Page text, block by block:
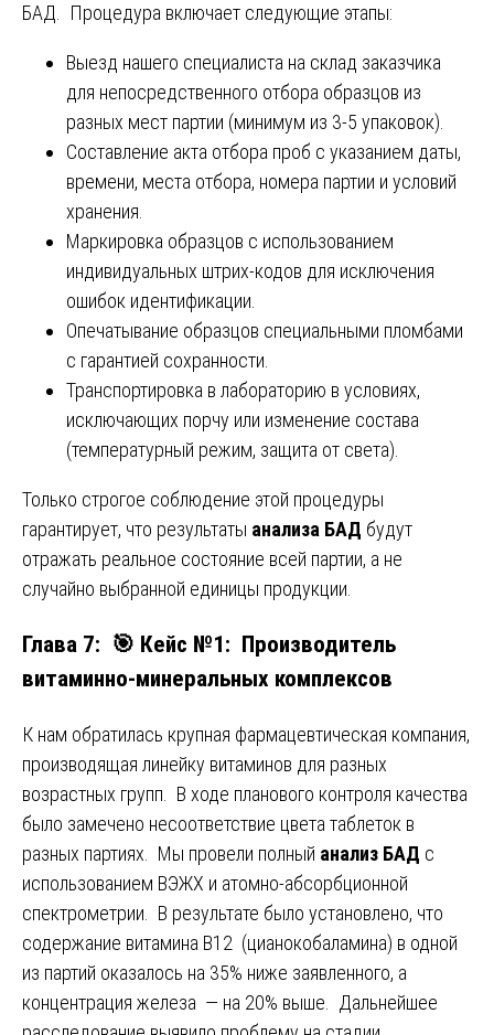
БАД. Процедура включает следующие этапы:
Выезд нашего специалиста на склад заказчика
для непосредственного отбора образцов из
разных мест партии (минимум из 3-5 упаковок).
Составление акта отбора проб с указанием даты,
времени, места отбора, номера партии и условий
хранения.
Маркировка образцов с использованием
индивидуальных штрих-кодов для исключения
ошибок идентификации.
Опечатывание образцов специальными пломбами
с гарантией сохранности.
Транспортировка в лабораторию в условиях,
исключающих порчу или изменение состава
(температурный режим, защита от света).
Только строгое соблюдение этой процедуры
гарантирует, что результаты анализа БАД будут
отражать реальное состояние всей партии, а не
случайно выбранной единицы продукции.
Глава 7: 🎯 Кейс №1: Производитель
витаминно-минеральных комплексов
К нам обратилась крупная фармацевтическая компания,
производящая линейку витаминов для разных
возрастных групп. В ходе планового контроля качества
было замечено несоответствие цвета таблеток в
разных партиях. Мы провели полный анализ БАД с
использованием ВЭЖХ и атомно-абсорбционной
спектрометрии. В результате было установлено, что
содержание витамина B12 (цианокобаламина) в одной
из партий оказалось на 35% ниже заявленного, а
концентрация железа — на 20% выше. Дальнейшее